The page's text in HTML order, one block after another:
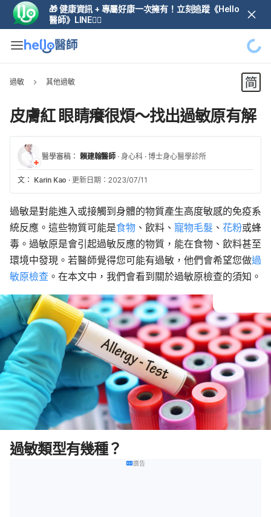
🎁 健康資訊 + 專屬好康一次擁有！立刻追蹤《Hello
醫師》LINE👆🏼
過敏 其他過敏
皮膚紅 眼睛癢很煩～找出過敏原有解
醫學審稿： 賴建翰醫師 · 身心科 · 博士身心醫學診所
文： Karin Kao · 更新日期：2023/07/11
過敏是對能進入或接觸到身體的物質產生高度敏感的免疫系
統反應。這些物質可能是食物 、飲料、 寵物毛髮 、 花粉或蜂
毒。過敏原是會引起過敏反應的物質，能在食物、飲料甚至
環境中發現。若醫師覺得您可能有過敏，他們會希望您做過
敏原檢查 。在本文中，我們會看到關於過敏原檢查的須知。
過敏類型有幾種？
廣告